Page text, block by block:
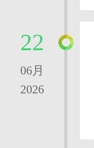
22
06月
2026